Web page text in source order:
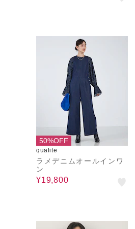
50%OFF
qualite
ラメデニムオールインワ
ン
¥19,800